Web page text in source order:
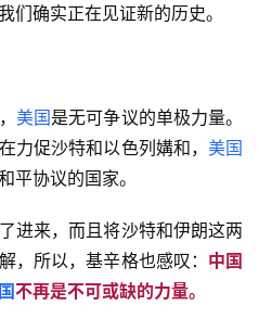
们确实正在见证新的历史。
美国是无可争议的单极力量。
力促沙特和以色列媾和， 美国
平协议的国家。
进来，而且将沙特和伊朗这两
，所以，基辛格也感叹： 中国
不再是不可或缺的力量。